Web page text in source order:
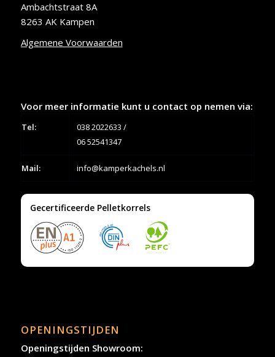
Ambachtstraat 8A
8263 AK Kampen
Algemene Voorwaarden
Voor meer informatie kunt u contact op nemen via:
Tel: 038 2022633 /
06 52541347
Mail: info@kamperkachels.nl
Gecertificeerde Pelletkorrels
OPENINGSTIJDEN
Openingstijden Showroom: